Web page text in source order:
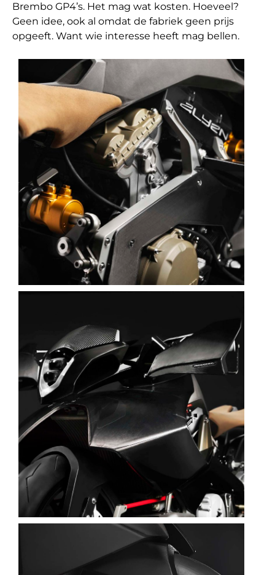
Brembo GP4’s. Het mag wat kosten. Hoeveel?
Geen idee, ook al omdat de fabriek geen prijs
opgeeft. Want wie interesse heeft mag bellen.